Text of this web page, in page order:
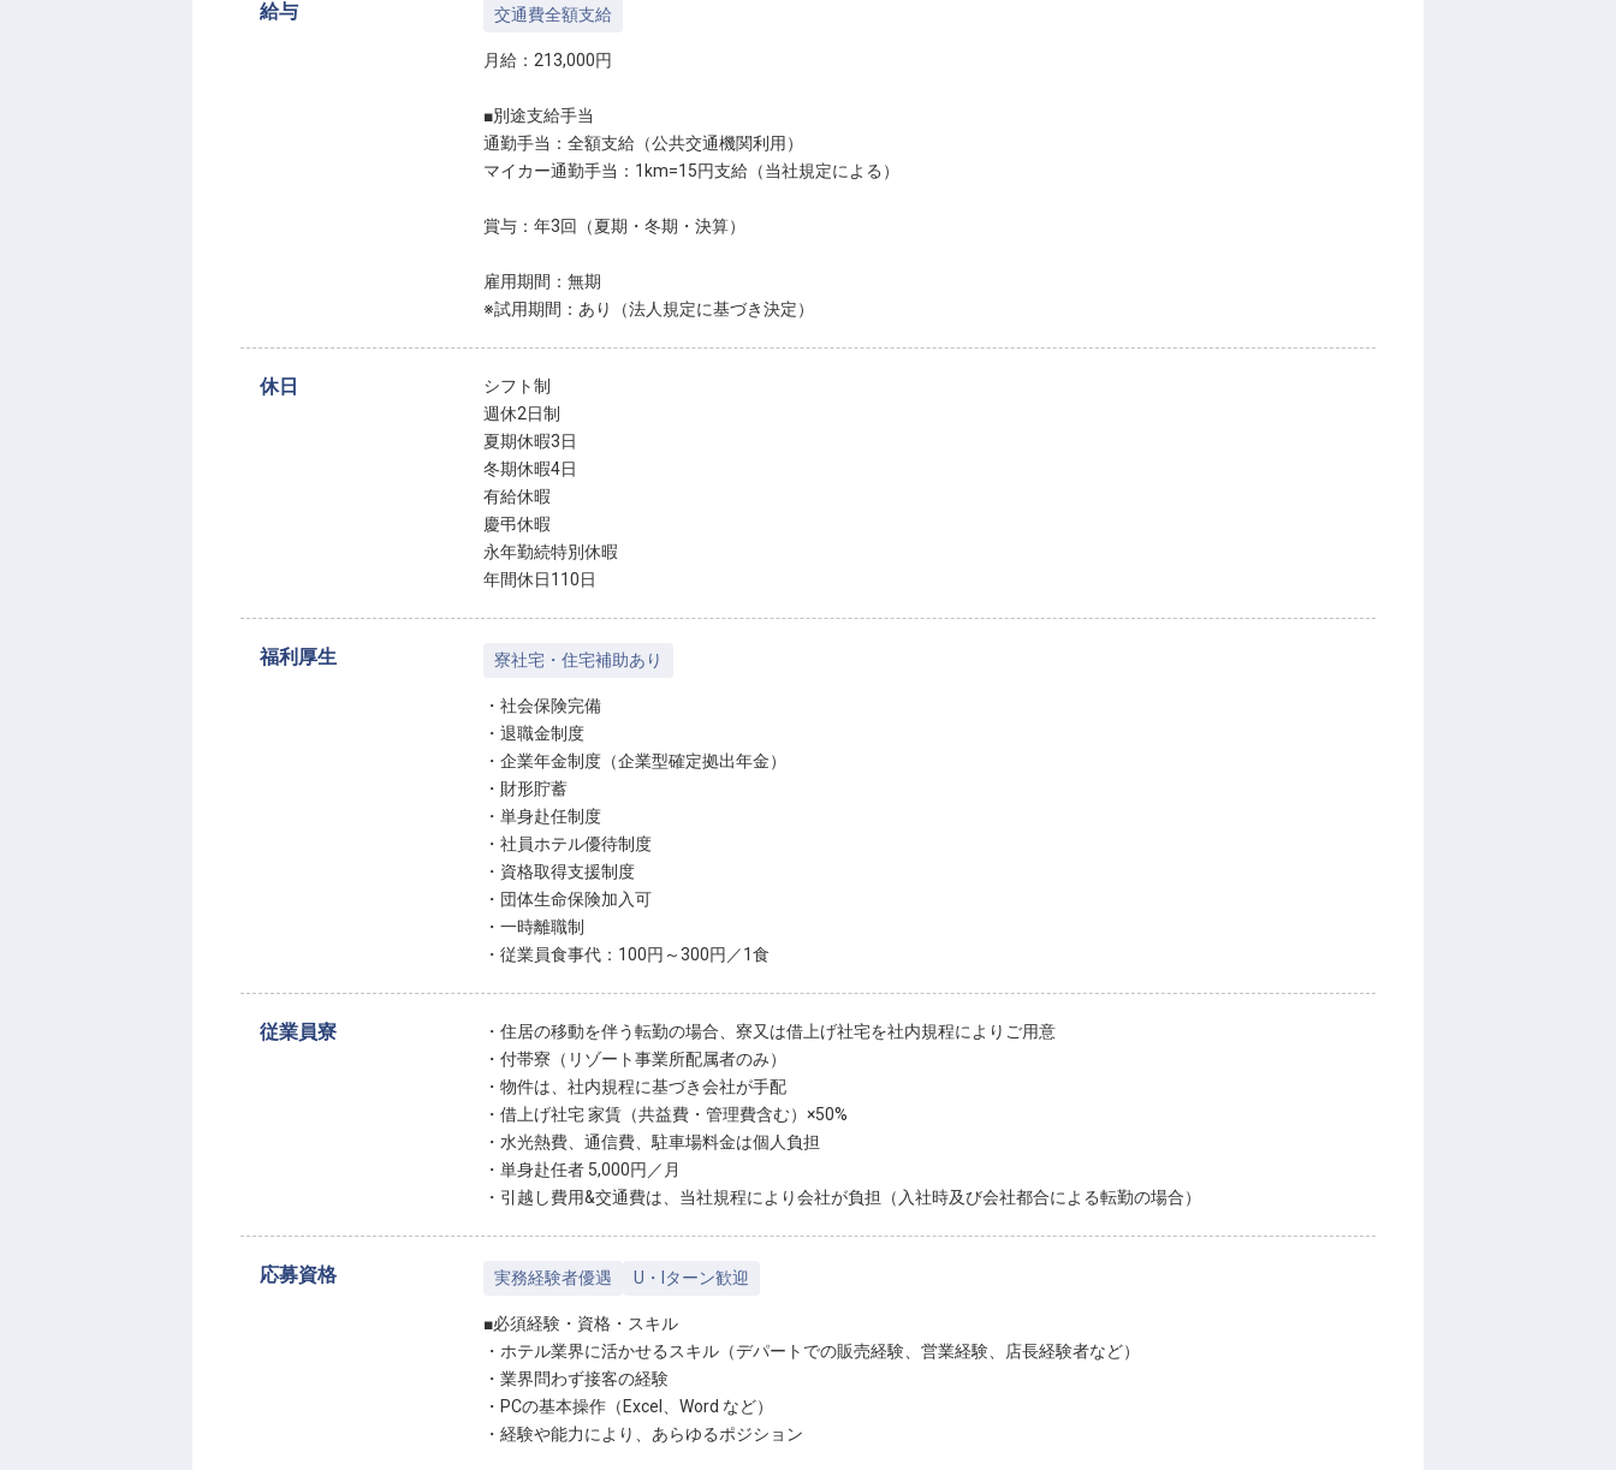
給与 交通費全額支給
月給：213,000円
■別途支給手当
通勤手当：全額支給（公共交通機関利用）
マイカー通勤手当：1km=15円支給（当社規定による）
賞与：年3回（夏期・冬期・決算）
雇用期間：無期
※試用期間：あり（法人規定に基づき決定）
休日
シフト制
週休2日制
夏期休暇3日
冬期休暇4日
有給休暇
慶弔休暇
永年勤続特別休暇
年間休日110日
福利厚生 寮社宅・住宅補助あり
・社会保険完備
・退職金制度
・企業年金制度（企業型確定拠出年金）
・財形貯蓄
・単身赴任制度
・社員ホテル優待制度
・資格取得支援制度
・団体生命保険加入可
・一時離職制
・従業員食事代：100円～300円／1食
従業員寮
・住居の移動を伴う転勤の場合、寮又は借上げ社宅を社内規程によりご用意
・付帯寮（リゾート事業所配属者のみ）
・物件は、社内規程に基づき会社が手配
・借上げ社宅 家賃（共益費・管理費含む）×50%
・水光熱費、通信費、駐車場料金は個人負担
・単身赴任者 5,000円／月
・引越し費用&交通費は、当社規程により会社が負担（入社時及び会社都合による転勤の場合）
応募資格 実務経験者優遇 U・Iターン歓迎
■必須経験・資格・スキル
・ホテル業界に活かせるスキル（デパートでの販売経験、営業経験、店長経験者など）
・業界問わず接客の経験
・PCの基本操作（Excel、Word など）
・経験や能力により、あらゆるポジション